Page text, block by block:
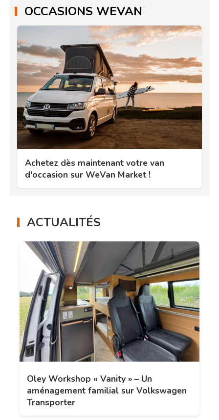
OCCASIONS WEVAN
Achetez dès maintenant votre van
d'occasion sur WeVan Market !
ACTUALITÉS
Oley Workshop « Vanity » – Un
aménagement familial sur Volkswagen
Transporter